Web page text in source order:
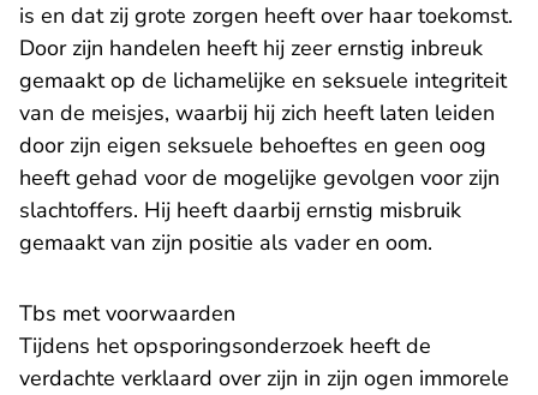
is en dat zij grote zorgen heeft over haar toekomst.
Door zijn handelen heeft hij zeer ernstig inbreuk
gemaakt op de lichamelijke en seksuele integriteit
van de meisjes, waarbij hij zich heeft laten leiden
door zijn eigen seksuele behoeftes en geen oog
heeft gehad voor de mogelijke gevolgen voor zijn
slachtoffers. Hij heeft daarbij ernstig misbruik
gemaakt van zijn positie als vader en oom.
Tbs met voorwaarden
Tijdens het opsporingsonderzoek heeft de
verdachte verklaard over zijn in zijn ogen immorele